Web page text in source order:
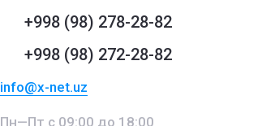
+998 (98) 278-28-82
+998 (98) 272-28-82
info@x-net.uz
Пн—Пт с 09:00 до 18:00